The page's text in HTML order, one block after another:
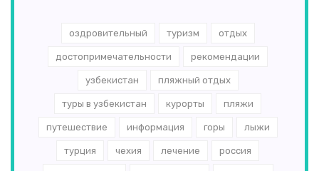
оздровительный туризм отдых
достопримечательности рекомендации
узбекистан пляжный отдых
туры в узбекистан курорты пляжи
путешествие информация горы лыжи
турция чехия лечение россия